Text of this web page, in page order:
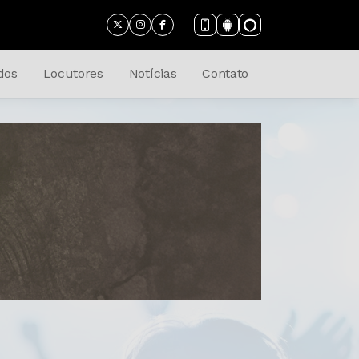
Locutores Notícias Contato